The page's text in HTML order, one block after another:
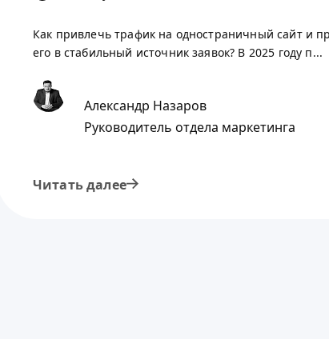
Как привлечь трафик на одностраничный сайт и
его в стабильный источник заявок? В 2025 году п...
Александр Назаров
Руководитель отдела маркетинга
Читать далее